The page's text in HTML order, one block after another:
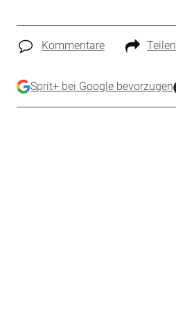
Kommentare Teilen
Sprit+ bei Google bevorzugen